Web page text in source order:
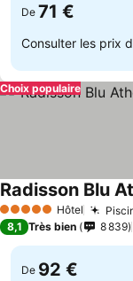
De 71 €
Consulter les prix
Choix populaire
5 Étoiles Hôtel
8,1 Très bien 8 839
De 92 €